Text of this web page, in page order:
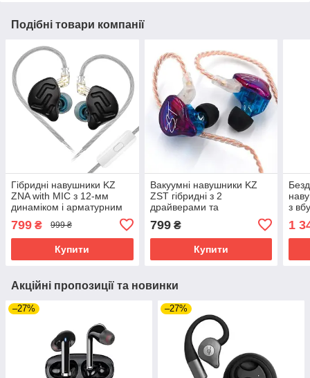
Подібні товари компанії
Гібридні навушники KZ
ZNA with MIC з 12-мм
динаміком і арматурним
799 ₴ 999 ₴
Купити
Вакуумні навушники KZ
ZST гібридні з 2
драйверами та
(Мультиколор)
799₴
Купити
з
1
Акційні пропозиції та новинки
–27% –27%